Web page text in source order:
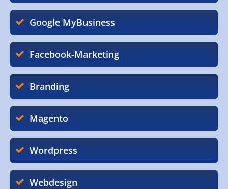
Google MyBusiness
Facebook-Marketing
Branding
Magento
Wordpress
Webdesign